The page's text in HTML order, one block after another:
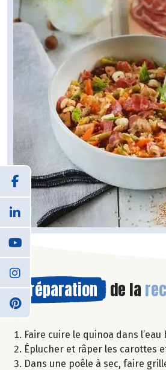
Préparation de la
Faire cuire le quinoa dans
Éplucher et râper les carottes
Dans une poêle à sec, faire